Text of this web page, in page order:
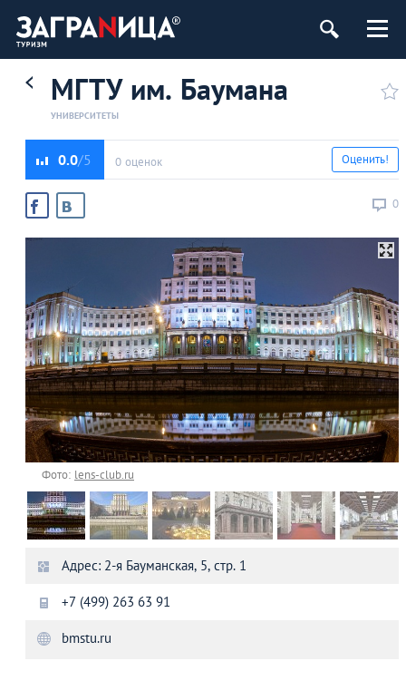
МГТУ им. Баумана
УНИВЕРСИТЕТЫ
0.0 0 оценок
0
Оценить!
Фото: lens-club.ru
Адрес: 2-я Бауманская, 5, стр. 1
+7 (499) 263 63 91
bmstu.ru